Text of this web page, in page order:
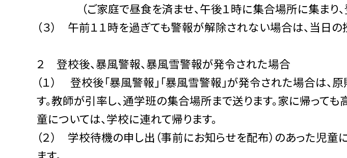
（ご家庭で昼食を済ませ、午後１時に集合場所に集まり、
（３） 午前１１時を過ぎても警報が解除されない場合は、当日の
２ 登校後、暴風警報、暴風雪警報が発令された場合
（１） 登校後「暴風警報」「暴風雪警報」が発令された場合は、
す。教師が引率し、通学班の集合場所まで送ります。家に帰って
童については、学校に連れて帰ります。
（２） 学校待機の申し出（事前にお知らせを配布）のあった児